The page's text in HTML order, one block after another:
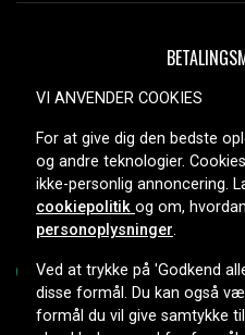
Copyright ©
VI ANVENDER COOKIES
For at give dig den bedste
og andre teknologier.
ikke-personlig annoncering.
cookiepolitik og om, hvordan
personoplysninger.
Ved at trykke på 'Godkend
disse formål. Du kan også
formål du vil give samtykke